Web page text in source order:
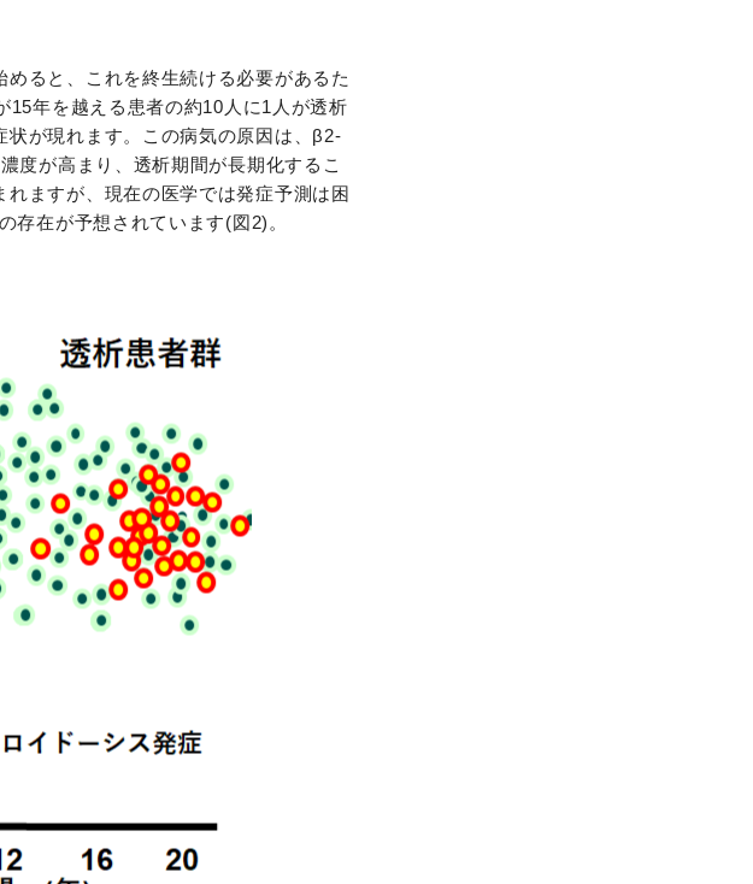
ると、これを終生続ける必要があるた
年を越える患者の約10人に1人が透析
が現れます。この病気の原因は、β2-
度が高まり、透析期間が長期化するこ
ますが、現在の医学では発症予測は困
存在が予想されています(図2)。